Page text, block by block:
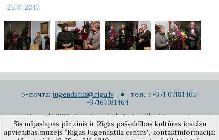
25.01.2017.
э-почта: jugendstils@riga.lv
тел.: : +371 67181465,
+37167181464
Copyright 2022. Rigas Jugendstila Centrs. All right reserved.
Подписаться на новости
Šīs mājaslapas pārzinis ir Rīgas pašvaldības kultūras iestāžu
apvienības muzejs “Rīgas Jūgendstila centrs”, kontaktinformācija: